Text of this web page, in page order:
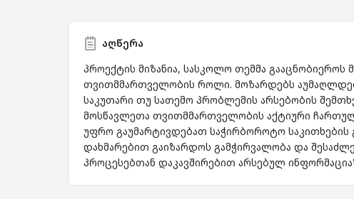
აღწერა
პროექტის მიზანია, სასკოლო თემმა გააცნობიეროს
თვითმმართველობის როლი. მოზარდებს
საკუთარი თუ სათემო პრობლემის არსებობის
მოსწავლეთა თვითმმართველობის აქტიური
უფრო გაუმარტივდებათ საჭირბოროტო
დახმარებით გაიზარდოს გამჭირვალობა და
პროცესებთან დაკავშირებით არსებულ